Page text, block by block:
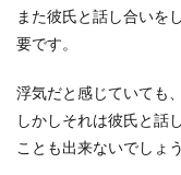
また彼氏と話し合いを
要です。
浮気だと感じていても
しかしそれは彼氏と話
ことも出来ないでしょう